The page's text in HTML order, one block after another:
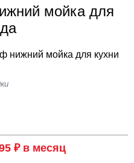
мойка для
мойка для кухни
₽ в месяц